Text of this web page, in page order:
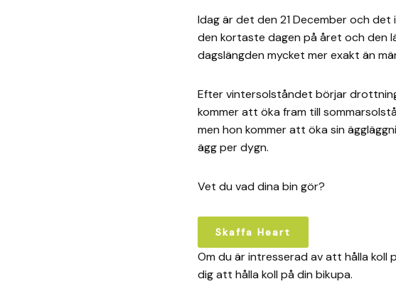
Idag är det den 21 December och
den kortaste dagen på året och den
dagslängden mycket mer exakt än
Efter vintersolståndet börjar
kommer att öka fram till
men hon kommer att öka sin
ägg per dygn.
Vet du vad dina bin gör?
Skaffa Heart
Om du är intresserad av att hålla koll
dig att hålla koll på din bikupa.